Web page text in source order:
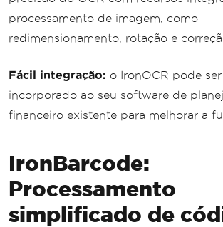
processamento de imagem, como
redimensionamento, rotação e
Fácil integração: o IronOCR pode
incorporado ao seu software de
financeiro existente para melhorar a
IronBarcode:
Processamento
simplificado de